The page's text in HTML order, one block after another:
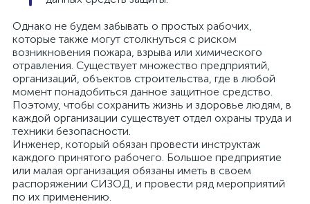
Однако не будем забывать о простых рабочих,
которые также могут столкнуться с риском
возникновения пожара, взрыва или химического
отравления. Существует множество предприятий,
организаций, объектов строительства, где в любой
момент понадобиться данное защитное средство.
Поэтому, чтобы сохранить жизнь и здоровье людям, в
каждой организации существует отдел охраны труда и
техники безопасности.
Инженер, который обязан провести инструктаж
каждого принятого рабочего. Большое предприятие
или малая организация обязаны иметь в своем
распоряжении СИЗОД, и провести ряд мероприятий
по их применению.